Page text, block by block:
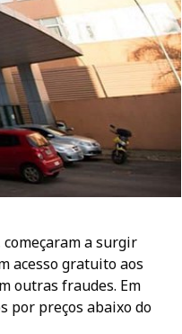
a surgir
acesso gratuito aos
outras fraudes. Em
por preços abaixo do